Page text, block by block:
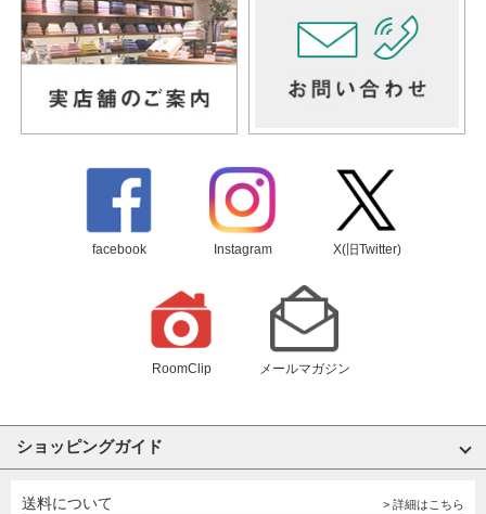
facebook Instagram X(旧Twitter)
RoomClip メールマガジン
ショッピングガイド
送料について > 詳細はこちら